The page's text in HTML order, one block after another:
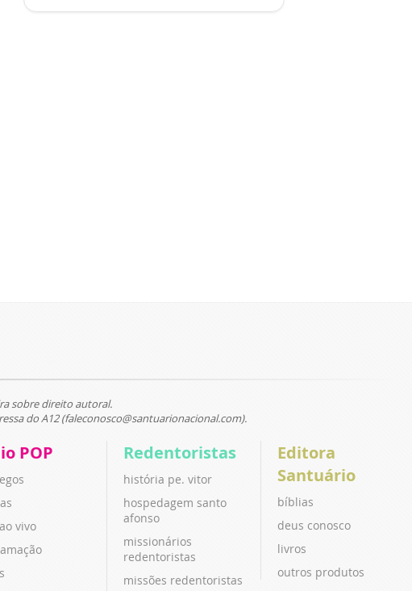
sobre direito autoral.
do A12 (faleconosco@santuarionacional.com).
POP
vivo
Redentoristas
história pe. vitor
hospedagem santo
afonso
missionários
redentoristas
missões redentoristas
Editora
Santuário
bíblias
deus conosco
livros
outros produtos